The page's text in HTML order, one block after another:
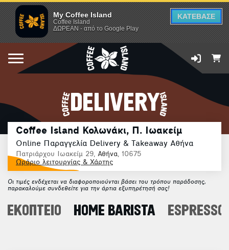
My Coffee Island
Coffee Island
ΔΩΡΕΑΝ - από το Google Play
ΚΑΤΕΒΑΣΕ
DELIVERY
Coffee Island Κολωνάκι, Π. Ιωακείμ
Online Παραγγελία Delivery & Takeaway Αθήνα
Πατριάρχου Ιωακείμ 29, Αθήνα, 10675
Ωράριο λειτουργίας & Χάρτης
Οι τιμές ενδέχεται να διαφοροποιούνται βάσει του τρόπου παράδοσης,
παρακαλούμε συνδεθείτε για την άρτια εξυπηρέτησή σας!
HOME BARISTA